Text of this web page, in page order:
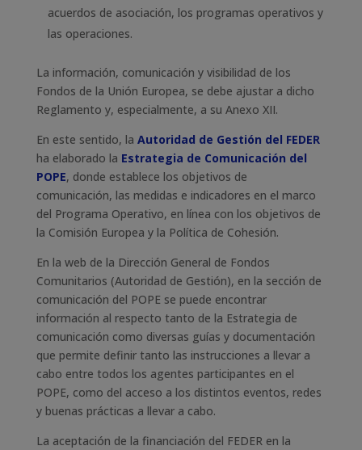
acuerdos de asociación, los programas operativos y
las operaciones.
La información, comunicación y visibilidad de los
Fondos de la Unión Europea, se debe ajustar a dicho
Reglamento y, especialmente, a su Anexo XII.
En este sentido, la Autoridad de Gestión del FEDER
ha elaborado la Estrategia de Comunicación del
POPE, donde establece los objetivos de
comunicación, las medidas e indicadores en el marco
del Programa Operativo, en línea con los objetivos de
la Comisión Europea y la Política de Cohesión.
En la web de la Dirección General de Fondos
Comunitarios (Autoridad de Gestión), en la sección de
comunicación del POPE se puede encontrar
información al respecto tanto de la Estrategia de
comunicación como diversas guías y documentación
que permite definir tanto las instrucciones a llevar a
cabo entre todos los agentes participantes en el
POPE, como del acceso a los distintos eventos, redes
y buenas prácticas a llevar a cabo.
La aceptación de la financiación del FEDER en la